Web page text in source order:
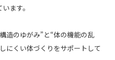
ます。
造のゆがみ”と“体の機能の乱
にくい体づくりをサポートして